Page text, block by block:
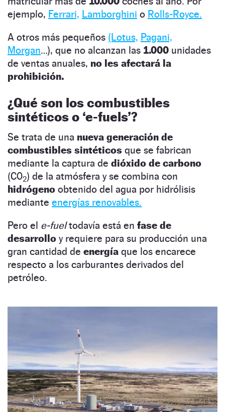
ejemplo, Ferrari, Lamborghini o Rolls-Royce.
A otros más pequeños (Lotus, Pagani,
Morgan…), que no alcanzan las 1.000 unidades
de ventas anuales, no les afectará la
prohibición.
¿Qué son los combustibles
sintéticos o ‘e-fuels’?
Se trata de una nueva generación de
combustibles sintéticos que se fabrican
mediante la captura de dióxido de carbono
(C02) de la atmósfera y se combina con
hidrógeno obtenido del agua por hidrólisis
mediante energías renovables.
Pero el e-fueltodavía está en fase de
desarrollo y requiere para su producción una
gran cantidad de energía que los encarece
respecto a los carburantes derivados del
petróleo.